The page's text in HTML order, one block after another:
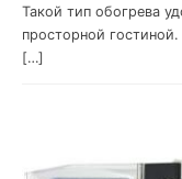
Такой тип обогрева
просторной
[…]